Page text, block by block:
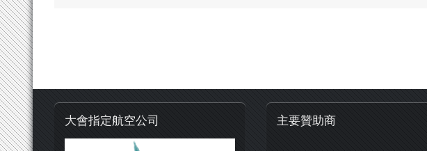
大會指定航空公司 主要贊助商